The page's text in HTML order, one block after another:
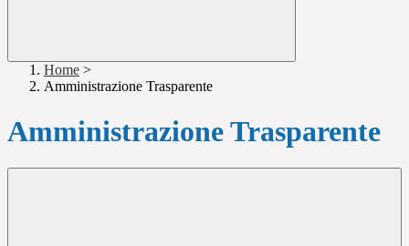
Home >
Amministrazione Trasparente
Amministrazione Trasparente